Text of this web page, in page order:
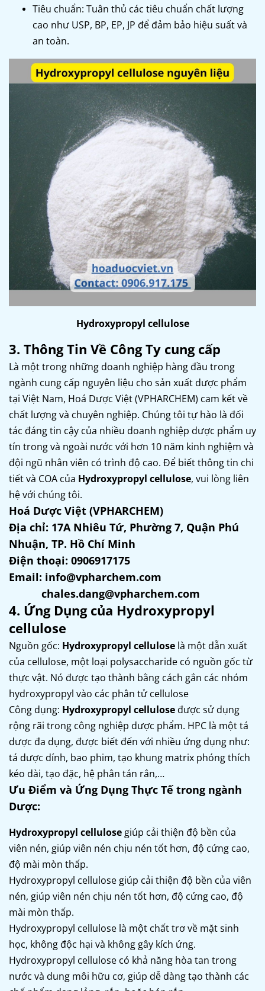
Tiêu chuẩn: Tuân thủ các tiêu chuẩn chất lượng
cao như USP, BP, EP, JP để đảm bảo hiệu suất và
an toàn.
Hydroxypropyl cellulose
3. Thông Tin Về Công Ty cung cấp
Là một trong những doanh nghiệp hàng đầu trong
ngành cung cấp nguyên liệu cho sản xuất dược phẩm
tại Việt Nam, Hoá Dược Việt (VPHARCHEM) cam kết về
chất lượng và chuyên nghiệp. Chúng tôi tự hào là đối
tác đáng tin cậy của nhiều doanh nghiệp dược phẩm uy
tín trong và ngoài nước với hơn 10 năm kinh nghiệm và
đội ngũ nhân viên có trình độ cao. Để biết thông tin chi
tiết và COA của Hydroxypropyl cellulose, vui lòng liên
hệ với chúng tôi.
Hoá Dược Việt (VPHARCHEM)
Địa chỉ: 17A Nhiêu Tứ, Phường 7, Quận Phú
Nhuận, TP. Hồ Chí Minh
Điện thoại: 0906917175
Email: info@vpharchem.com
chales.dang@vpharchem.com
4. Ứng Dụng của Hydroxypropyl
cellulose
Nguồn gốc: Hydroxypropyl cellulose là một dẫn xuất
của cellulose, một loại polysaccharide có nguồn gốc từ
thực vật. Nó được tạo thành bằng cách gắn các nhóm
hydroxypropyl vào các phân tử cellulose
Công dụng: Hydroxypropyl celluloseđược sử dụng
rộng rãi trong công nghiệp dược phẩm. HPC là một tá
dược đa dụng, được biết đến với nhiều ứng dụng như:
tá dược dính, bao phim, tạo khung matrix phóng thích
kéo dài, tạo đặc, hệ phân tán rắn,…
Ưu Điểm và Ứng Dụng Thực Tế trong ngành
Dược:
Hydroxypropyl cellulose giúp cải thiện độ bền của
viên nén, giúp viên nén chịu nén tốt hơn, độ cứng cao,
độ mài mòn thấp.
Hydroxypropyl cellulose giúp cải thiện độ bền của viên
nén, giúp viên nén chịu nén tốt hơn, độ cứng cao, độ
mài mòn thấp.
Hydroxypropyl cellulose là một chất trơ về mặt sinh
học, không độc hại và không gây kích ứng.
Hydroxypropyl cellulose có khả năng hòa tan trong
nước và dung môi hữu cơ, giúp dễ dàng tạo thành các